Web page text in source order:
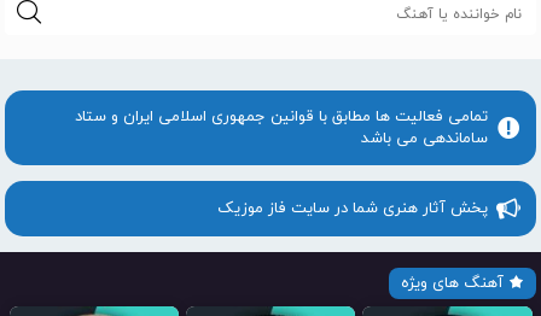
تمامی فعالیت ها مطابق با قوانین جمهوری اسلامی ایران و ستاد
ساماندهی می باشد
پخش آثار هنری شما در سایت فاز موزیک
آهنگ های ویژه